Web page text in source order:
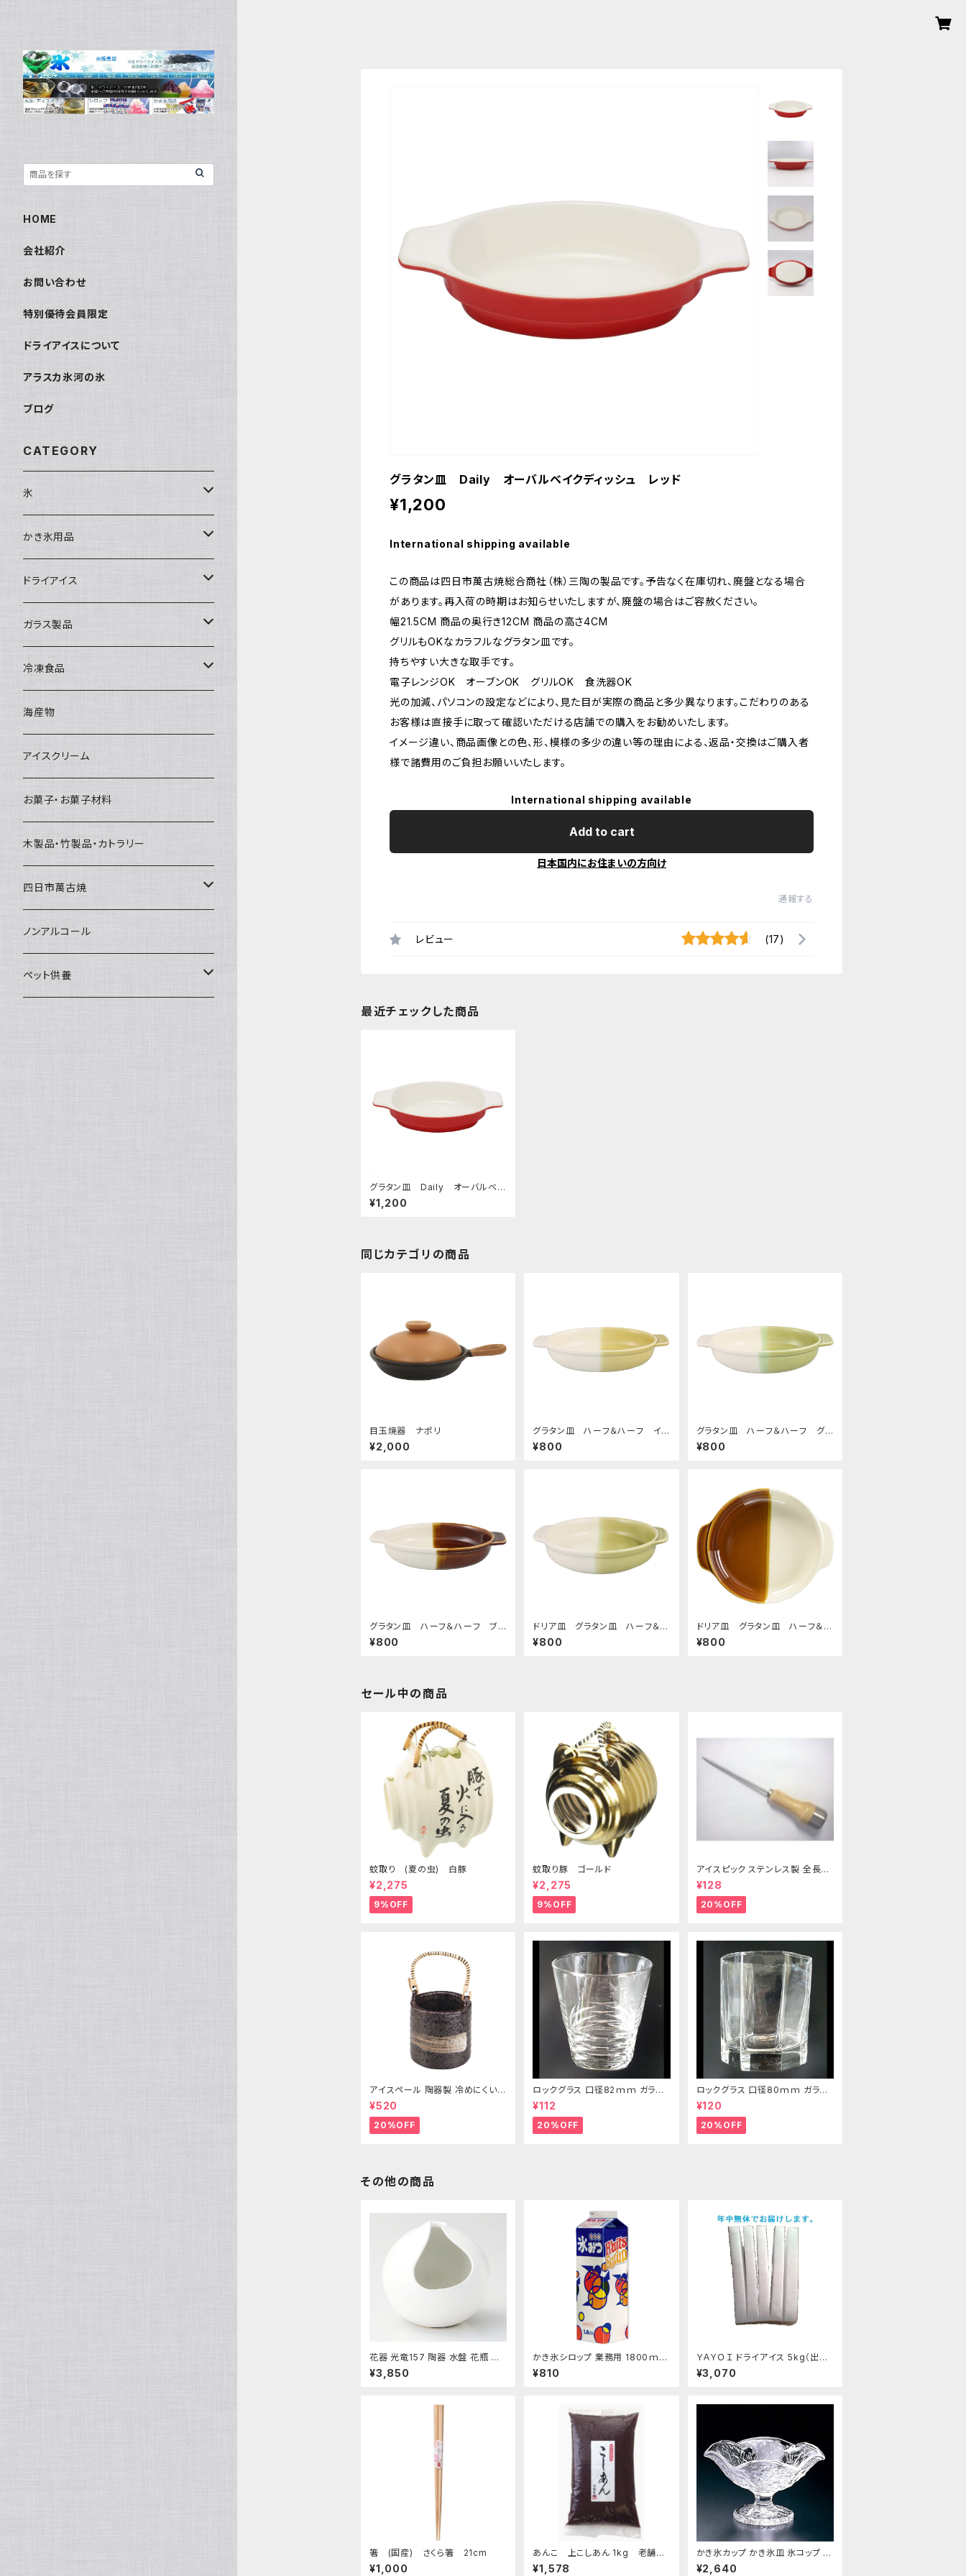
グラタン皿 Daily オーバルベイクディッシュ レッド
¥1,200
International shipping available
この商品は四日市萬古焼総合商社（株）三陶の製品です。予告なく在庫切れ、廃盤となる場合
があります。再入荷の時期はお知らせいたしますが、廃盤の場合はご容赦ください。
幅21.5CM 商品の奥行き12CM 商品の高さ4CM
グリルもOKなカラフルなグラタン皿です。
持ちやすい大きな取手です。
電子レンジOK オーブンOK グリルOK 食洗器OK
光の加減、パソコンの設定などにより、見た目が実際の商品と多少異なります。こだわりのある
お客様は直接手に取って確認いただける店舗での購入をお勧めいたします。
イメージ違い、商品画像との色、形、模様の多少の違い等の理由による、返品・交換はご購入者
様で諸費用のご負担お願いいたします。
International shipping available
Add to cart
日本国内にお住まいの方向け
通報する
レビュー (17)
最近チェックした商品
グラタン皿 Daily オーバルベイ
クディッシュ レッド
¥1,200
同じカテゴリの商品
目玉焼器 ナポリ
¥2,000
グラタン皿 ハーフ＆ハーフ イ
エロー
¥800
グラタン皿 ハーフ＆ハーフ グリ
ーン
¥800
グラタン皿 ハーフ＆ハーフ ブラ
ウン
¥800
ドリア皿 グラタン皿 ハーフ＆ハ
ーフ グリーン
¥800
ドリア皿 グラタン皿 ハーフ＆ハ
ーフ ブラウン
¥800
セール中の商品
蚊取り (夏の虫) 白豚
¥2,275
9%OFF
蚊取り豚 ゴールド
¥2,275
9%OFF
アイスピック ステンレス製 全長21
5ｍｍ
¥128
20%OFF
アイスペール 陶器製 冷めにくい二
重構造 860ml
¥520
20%OFF
ロックグラス 口径82ｍｍ ガラス
製 250cc
¥112
20%OFF
ロックグラス 口径80ｍｍ ガラス
製 220cc
¥120
20%OFF
その他の商品
花器 光竜157 陶器 水盤 花瓶 コ
ンポーネント フラワーベース
¥3,850
かき氷シロップ 業務用 1800ｍL
ハニー製 1.8Lパック
¥810
ＹＡＹＯＩ ドライアイス 5kg（出荷
時6kg弱） おすすめ
¥3,070
箸 (国産) さくら箸 21cm
¥1,000
あんこ 上こしあん 1kg 老舗あ
んこ屋のこだわり餡
¥1,578
かき氷カップ かき氷皿 氷コップ デ
ザートカップ、アイスクリームカッ
¥2,640
HOME
会社紹介
お問い合わせ
特別優待会員限定
ドライアイスについて
アラスカ氷河の氷
ブログ
CATEGORY
氷
富士天然水の氷
丸氷
直径70mm
直径65mm
角氷
砕氷
氷河の氷
氷アイテム
かき氷用品
かき氷シロップ
無果汁1.8Lパック
無果汁1Lパック
果汁入り600ｍL瓶
無添加瓶シロップ
かき氷機・かき氷器
かき氷カップ
発泡スチロール無地-使い捨て
発泡スチロールプリント柄
かき氷スプーン・スプーンストロー
プラスチック・スプーン
プラスチック・スプーンストロー
コンデンスミルク・練乳・あんこ
かき氷セット
その他かき氷用品
ドライアイス
ドライアイス3ｋｇ
ドライアイス4ｋｇ
ドライアイス5ｋｇ
ドライアイス8ｋｇ
ドライアイス10ｋｇ
ドライアイス15ｋｇ
ドライアイス20ｋｇ
ドライアイス25ｋｇ
ガラス製品
オンザロック・グラス
ビール・グラス
タンブラー
かき氷器
冷凍食品
肉まん・あんまん
パスタ・スパゲッティ
惣菜
海産物
アイスクリーム
お菓子・お菓子材料
木製品・竹製品・カトラリー
四日市萬古焼
土鍋・土釜
一般土鍋
皿・椀・丼・小物
ノンアルコール
ペット供養